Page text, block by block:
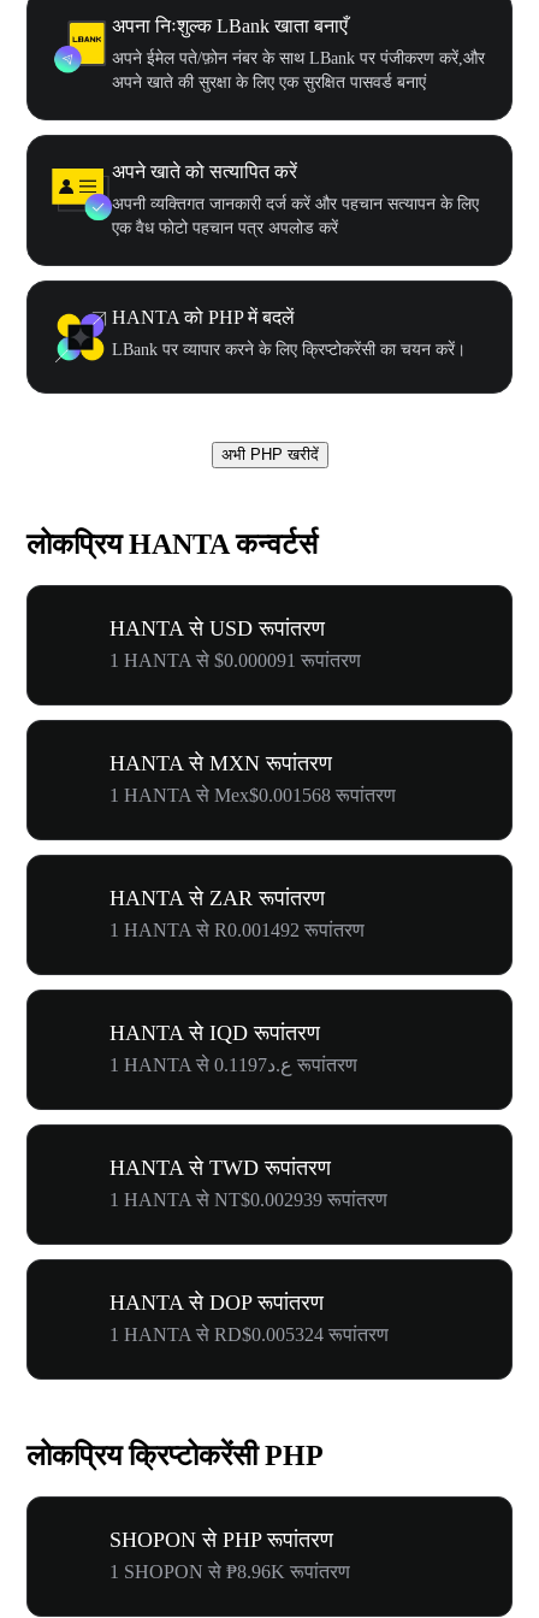
अपना निःशुल्क LBank खाता बनाएँ
अपने ईमेल पते/फ़ोन नंबर के साथ LBank पर पंजीकरण करें,और
अपने खाते की सुरक्षा के लिए एक सुरक्षित पासवर्ड बनाएं
अपने खाते को सत्यापित करें
अपनी व्यक्तिगत जानकारी दर्ज करें और पहचान सत्यापन के लिए
एक वैध फोटो पहचान पत्र अपलोड करें
HANTA को PHP में बदलें
LBank पर व्यापार करने के लिए क्रिप्टोकरेंसी का चयन करें।
अभी PHP खरीदें
लोकप्रिय HANTA कन्वर्टर्स
HANTA से USD रूपांतरण
1 HANTA से $0.000091 रूपांतरण
HANTA से MXN रूपांतरण
1 HANTA से Mex$0.001568 रूपांतरण
HANTA से ZAR रूपांतरण
1 HANTA से R0.001492 रूपांतरण
HANTA से IQD रूपांतरण
1 HANTA से ع.د0.1197 रूपांतरण
HANTA से TWD रूपांतरण
1 HANTA से NT$0.002939 रूपांतरण
HANTA से DOP रूपांतरण
1 HANTA से RD$0.005324 रूपांतरण
लोकप्रिय क्रिप्टोकरेंसी PHP
SHOPON से PHP रूपांतरण
1 SHOPON से ₱8.96K रूपांतरण